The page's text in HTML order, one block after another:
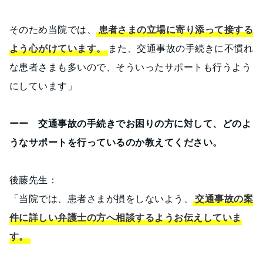
そのため当院では、患者さまの立場に寄り添って接する
よう心がけています。 また、交通事故の手続きに不慣れ
な患者さまも多いので、そういったサポートも行うよう
にしています」
ーー 交通事故の手続きでお困りの方に対して、どのよ
うなサポートを行っているのか教えてください。
後藤先生：
「当院では、患者さまが損をしないよう、交通事故の案
件に詳しい弁護士の方へ相談するようお伝えしていま
す。